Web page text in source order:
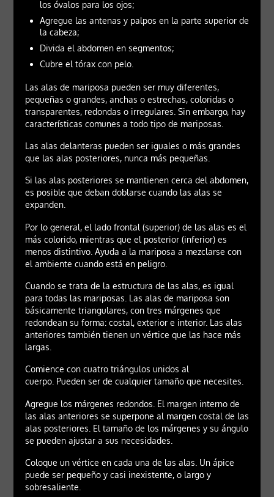
los óvalos para los ojos;
Agregue las antenas y palpos en la parte superior de
la cabeza;
Divida el abdomen en segmentos;
Cubre el tórax con pelo.
Las alas de mariposa pueden ser muy diferentes,
pequeñas o grandes, anchas o estrechas, coloridas o
transparentes, redondas o irregulares. Sin embargo, hay
características comunes a todo tipo de mariposas.
Las alas delanteras pueden ser iguales o más grandes
que las alas posteriores, nunca más pequeñas.
Si las alas posteriores se mantienen cerca del abdomen,
es posible que deban doblarse cuando las alas se
expanden.
Por lo general, el lado frontal (superior) de las alas es el
más colorido, mientras que el posterior (inferior) es
menos distintivo. Ayuda a la mariposa a mezclarse con
el ambiente cuando está en peligro.
Cuando se trata de la estructura de las alas, es igual
para todas las mariposas. Las alas de mariposa son
básicamente triangulares, con tres márgenes que
redondean su forma: costal, exterior e interior. Las alas
anteriores también tienen un vértice que las hace más
largas.
Comience con cuatro triángulos unidos al
cuerpo. Pueden ser de cualquier tamaño que necesites.
Agregue los márgenes redondos. El margen interno de
las alas anteriores se superpone al margen costal de las
alas posteriores. El tamaño de los márgenes y su ángulo
se pueden ajustar a sus necesidades.
Coloque un vértice en cada una de las alas. Un ápice
puede ser pequeño y casi inexistente, o largo y
sobresaliente.